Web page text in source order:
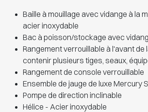
Baille à mouillage avec vidange à la
acier inoxydable
Bac à poisson/stockage avec
Rangement verrouillable à l'avant de
contenir plusieurs tiges, seaux,
Rangement de console verrouillable
Ensemble de jauge de luxe Mercury
Pompe de direction inclinable
Hélice - Acier inoxydable